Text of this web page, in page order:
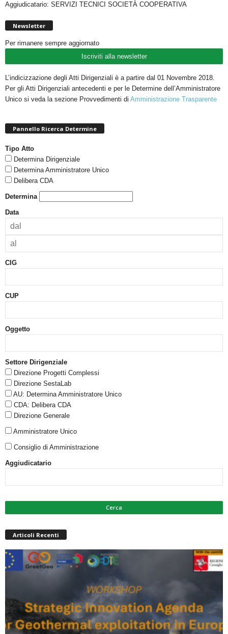
Aggiudicatario: SERVIZI TECNICI SOCIETÀ COOPERATIVA
Newsletter
Per rimanere sempre aggiornato
Iscriviti alla newsletter
L’indicizzazione degli Atti Dirigenziali è a partire dal 01 Novembre 2018.
Per gli Atti Dirigenziali antecedenti e per le Determine dell’Amministratore
Unico si veda la sezione Provvedimenti di Amministrazione Trasparente
Pannello Ricerca Determine
Tipo Atto
Determina Dirigenziale
Determina Amministratore Unico
Delibera CDA
Determina
Data
CIG
CUP
Oggetto
Settore Dirigenziale
Direzione Progetti Complessi
Direzione SestaLab
AU: Determina Amministratore Unico
CDA: Delibera CDA
Direzione Generale
Amministratore Unico
Consiglio di Amministrazione
Aggiudicatario
Articoli Recenti